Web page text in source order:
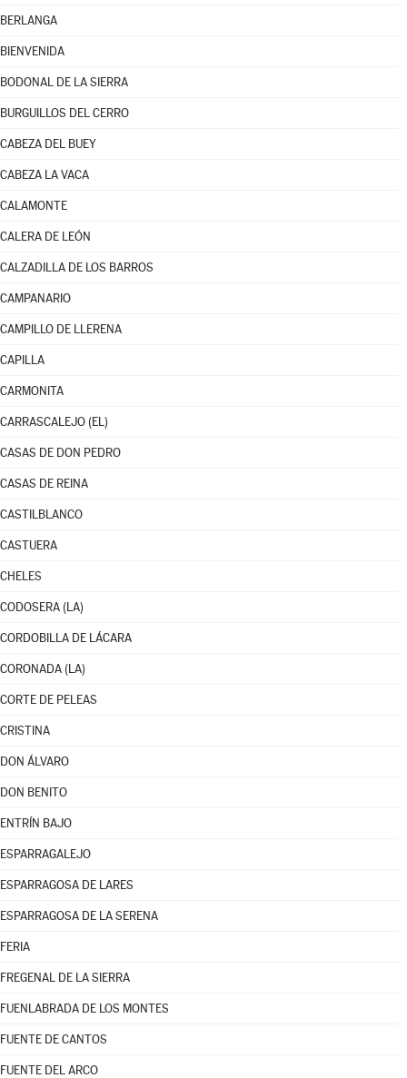
BERLANGA
BIENVENIDA
BODONAL DE LA SIERRA
BURGUILLOS DEL CERRO
CABEZA DEL BUEY
CABEZA LA VACA
CALAMONTE
CALERA DE LEÓN
CALZADILLA DE LOS BARROS
CAMPANARIO
CAMPILLO DE LLERENA
CAPILLA
CARMONITA
CARRASCALEJO (EL)
CASAS DE DON PEDRO
CASAS DE REINA
CASTILBLANCO
CASTUERA
CHELES
CODOSERA (LA)
CORDOBILLA DE LÁCARA
CORONADA (LA)
CORTE DE PELEAS
CRISTINA
DON ÁLVARO
DON BENITO
ENTRÍN BAJO
ESPARRAGALEJO
ESPARRAGOSA DE LARES
ESPARRAGOSA DE LA SERENA
FERIA
FREGENAL DE LA SIERRA
FUENLABRADA DE LOS MONTES
FUENTE DE CANTOS
FUENTE DEL ARCO